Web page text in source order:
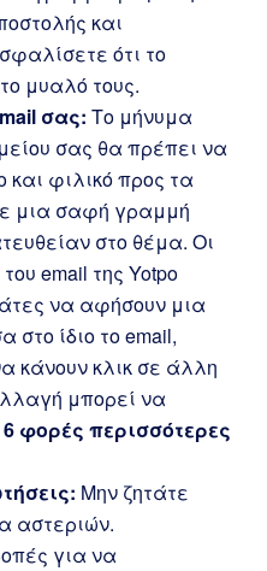
και
ότι το
μυαλό τους.
σας: Το μήνυμα
σας θα πρέπει να
φιλικό προς τα
μια σαφή γραμμή
στο θέμα. Οι
email της Yotpo
να αφήσουν μια
στο ίδιο το email,
κάνουν κλικ σε άλλη
μπορεί να
φορές περισσότερες
Μην ζητάτε
αστεριών.
για να